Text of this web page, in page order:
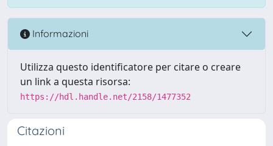
Informazioni
Utilizza questo identificatore per citare o creare
un link a questa risorsa:
https://hdl.handle.net/2158/1477352
Citazioni